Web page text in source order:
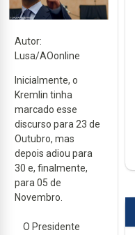
Autor:
Lusa/AOonline
Inicialmente, o
Kremlin tinha
marcado esse
discurso para 23 de
Outubro, mas
depois adiou para
30 e, finalmente,
para 05 de
Novembro.
O Presidente